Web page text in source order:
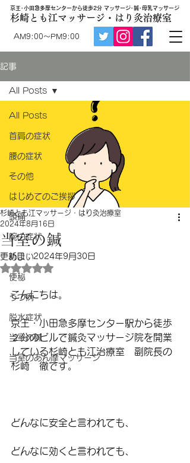
AM9:00～PM9:00
京王･小田急多摩センターから徒歩2分 マッサージ･鍼･母乳マッサージ
杉崎とも江マッサージ・はり灸治療室
記事
All Posts
首肩の症状
腰の症状
その他
はじめてのご挨拶
頭痛
腕の症状
めまい
便秘
うつ病
脱水症状
当室の鍼
当室のあん摩マッサージ
All Posts
当室の鍼
杉崎とも江マッサージ・はり灸治療室
2024年8月16日
更新日：2024年9月30日
5つ星のうちNaNと評価されています。
こんにちは。
京王・小田急多摩センター駅から徒歩
２分のビルで鍼灸マッサージ院を開業
している杉崎とも江治療室　副院長の
杉崎　徹です。
どんなに安全と言われても、
どんなに効くと言われても、